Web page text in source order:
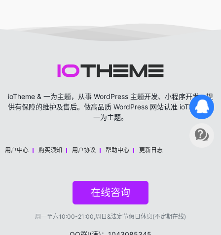
ioTheme & 一为主题，从事 WordPress 主题开发、小程序开发，提
供有保障的维护及售后。做高品质 WordPress 网站认准 ioTheme &
一为主题。
用户中心 购买须知 用户协议 帮助中心 更新日志
在线咨询
周一至六10:00-21:00,周日&法定节假日休息(不定期在线)